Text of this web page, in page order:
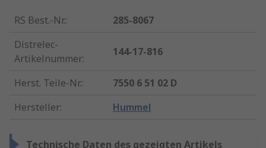
RS Best.-Nr.:
285-8067
Distrelec-
Artikelnummer:
144-17-816
Herst. Teile-Nr.:
7550 6 51 02 D
Hersteller: Hummel
Technische Daten des gezeigten Artikels